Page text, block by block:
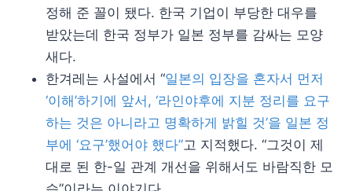
정해 준 꼴이 됐다. 한국 기업이 부당한 대우를
받았는데 한국 정부가 일본 정부를 감싸는 모양
새다.
한겨레는 사설에서 “일본의 입장을 혼자서 먼저
‘이해’하기에 앞서, ‘라인야후에 지분 정리를 요구
하는 것은 아니라고 명확하게 밝힐 것’을 일본 정
부에 ‘요구’했어야 했다”고 지적했다. “그것이 제
대로 된 한-일 관계 개선을 위해서도 바람직한 모